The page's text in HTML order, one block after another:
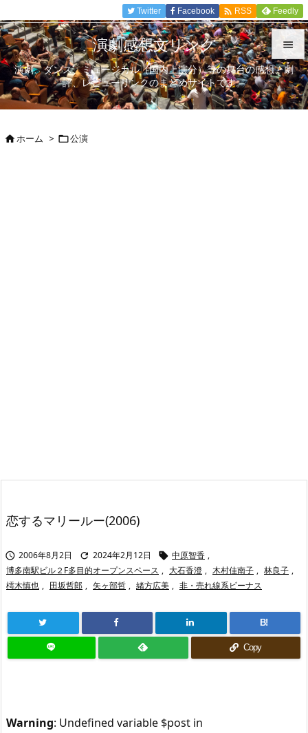


メニュ

Twitter Facebook  RSS Feedly
演劇感想文リンク
演劇、ダンス、ミュージカル（国内上演分）等の舞台の感想、劇
評、レビューリンクのまとめサイトです。
ホーム > 公演
恋するマリールー(2006)
 2006年8月2日  2024年2月12日  中原智香 ,
博多南駅ビル２F多目的オープンスペース , 大石香澄 , 木村佳南子 , 林良子 ,
樗木慎也 , 田坂哲郎 , 矢ヶ部哲 , 緒方広美 , 非・売れ線系ビーナス
B!
Copy
Warning: Undefined variable $post in